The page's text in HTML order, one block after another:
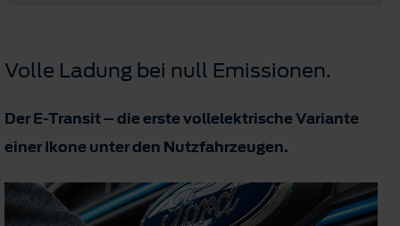
Volle Ladung bei null Emissionen.
Der E-Transit – die erste vollelektrische Variante
einer Ikone unter den Nutzfahrzeugen.